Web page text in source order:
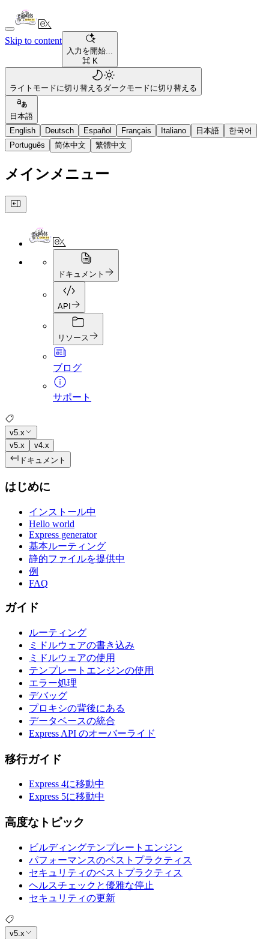
Skip to content
入力を開始...
⌘ K
ライトモードに切り替えるダークモードに切り替える
日本語
English
Deutsch Español Français Italiano 日本語
한국어
Português
简体中文 繁體中文
メインメニュー
ドキュメント
API
リソース
ブログ
サポート
v5.x
v5.x
v4.x
ドキュメント
はじめに
インストール中
Hello world
Express generator
基本ルーティング
静的ファイルを提供中
例
FAQ
ガイド
ルーティング
ミドルウェアの書き込み
ミドルウェアの使用
テンプレートエンジンの使用
エラー処理
デバッグ
プロキシの背後にある
データベースの統合
Express API のオーバーライド
移行ガイド
Express 4に移動中
Express 5に移動中
高度なトピック
ビルディングテンプレートエンジン
パフォーマンスのベストプラクティス
セキュリティのベストプラクティス
ヘルスチェックと優雅な停止
セキュリティの更新
v5.x